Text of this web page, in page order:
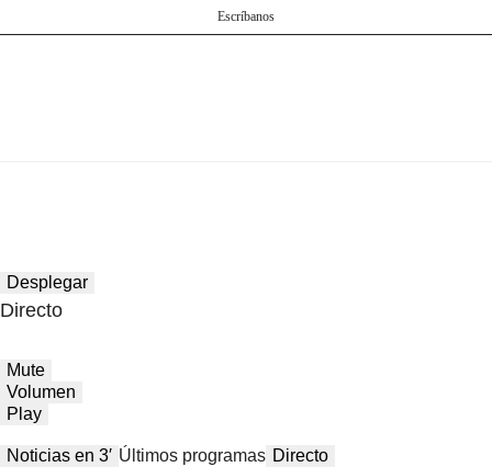
Escríbanos
Desplegar
Directo
Mute
Volumen
Play
Noticias en 3′ Últimos programas Directo